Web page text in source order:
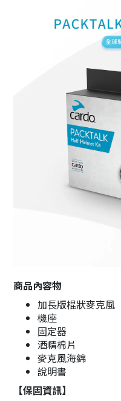
商品內容物
加長版棍狀麥克風
機座
固定器
酒精棉片
麥克風海綿
說明書
【保固資訊】